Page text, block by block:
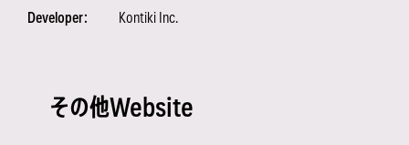
Developer： Kontiki Inc.
その他Website